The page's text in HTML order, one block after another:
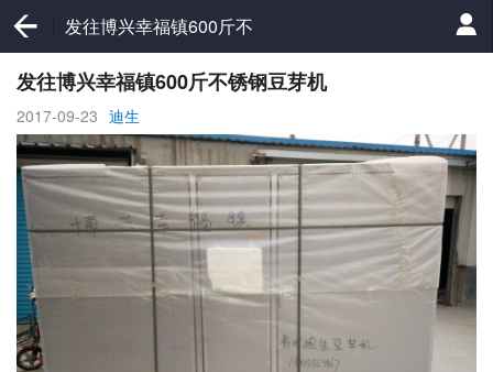
发往博兴幸福镇600斤不
锈钢豆芽机
发往博兴幸福镇600斤不锈钢豆芽机
2017-09-23 迪生